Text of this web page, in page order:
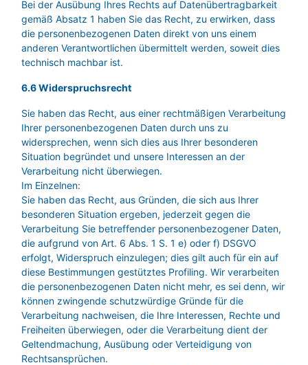
Bei der Ausübung Ihres Rechts auf Datenübertragbarkeit
gemäß Absatz 1 haben Sie das Recht, zu erwirken, dass
die personenbezogenen Daten direkt von uns einem
anderen Verantwortlichen übermittelt werden, soweit dies
technisch machbar ist.
6.6 Widerspruchsrecht
Sie haben das Recht, aus einer rechtmäßigen Verarbeitung
Ihrer personenbezogenen Daten durch uns zu
widersprechen, wenn sich dies aus Ihrer besonderen
Situation begründet und unsere Interessen an der
Verarbeitung nicht überwiegen.
Im Einzelnen:
Sie haben das Recht, aus Gründen, die sich aus Ihrer
besonderen Situation ergeben, jederzeit gegen die
Verarbeitung Sie betreffender personenbezogener Daten,
die aufgrund von Art. 6 Abs. 1 S. 1 e) oder f) DSGVO
erfolgt, Widerspruch einzulegen; dies gilt auch für ein auf
diese Bestimmungen gestütztes Profiling. Wir verarbeiten
die personenbezogenen Daten nicht mehr, es sei denn, wir
können zwingende schutzwürdige Gründe für die
Verarbeitung nachweisen, die Ihre Interessen, Rechte und
Freiheiten überwiegen, oder die Verarbeitung dient der
Geltendmachung, Ausübung oder Verteidigung von
Rechtsansprüchen.